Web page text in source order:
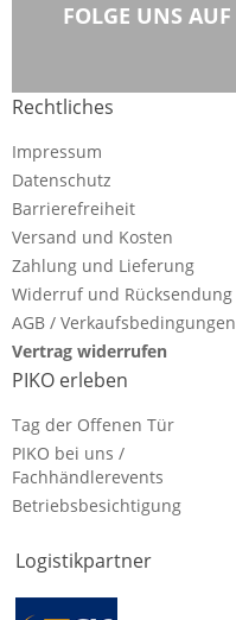
FOLGE UNS AUF
Rechtliches
Impressum
Datenschutz
Barrierefreiheit
Versand und Kosten
Zahlung und Lieferung
Widerruf und Rücksendung
AGB / Verkaufsbedingungen
Vertrag widerrufen
PIKO erleben
Tag der Offenen Tür
PIKO bei uns /
Fachhändlerevents
Betriebsbesichtigung
Logistikpartner